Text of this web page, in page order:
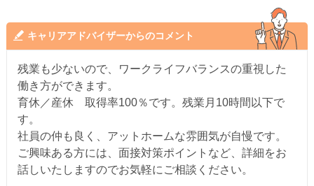
キャリアアドバイザーからのコメント
残業も少ないので、ワークライフバランスの重視した
働き方ができます。
育休／産休 取得率100％です。残業月10時間以下で
す。
社員の仲も良く、アットホームな雰囲気が自慢です。
ご興味ある方には、面接対策ポイントなど、詳細をお
話しいたしますのでお気軽にご相談ください。